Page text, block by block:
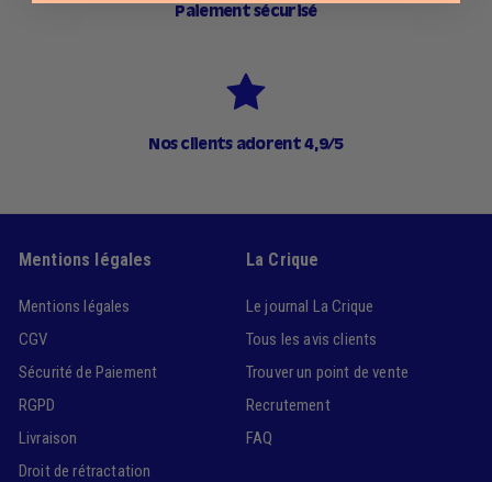
Paiement sécurisé
Nos clients adorent 4,9/5
Mentions légales
Mentions légales
CGV
Sécurité de Paiement
RGPD
Livraison
Droit de rétractation
La Crique
Le journal La Crique
Tous les avis clients
Trouver un point de vente
Recrutement
FAQ